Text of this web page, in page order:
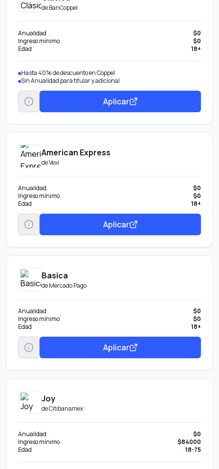
deBanCoppel
Anualidad
$0
Ingreso mínimo
$0
Edad
18+
Hasta 40% de descuento en Coppel
Sin Anualidad para titular y adicional
Aplicar
American Express
deVexi
Anualidad
$0
Ingreso mínimo
$0
Edad
18+
Aplicar
Basica
deMercado Pago
Anualidad
$0
Ingreso mínimo
$0
Edad
18+
Aplicar
Joy
deCitibanamex
Anualidad
$0
Ingreso mínimo
$84000
Edad
18-75